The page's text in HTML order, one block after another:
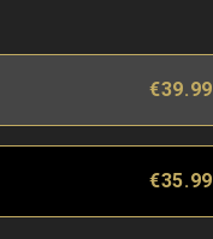
€39.99
€35.99